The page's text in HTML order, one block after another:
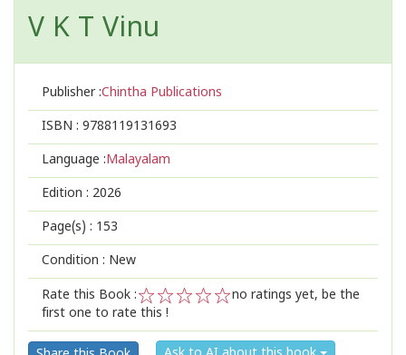
V K T Vinu
Publisher :Chintha Publications
ISBN : 9788119131693
Language :Malayalam
Edition : 2026
Page(s) : 153
Condition : New
Rate this Book :
2
1
no ratings yet, be the
first one to rate this !